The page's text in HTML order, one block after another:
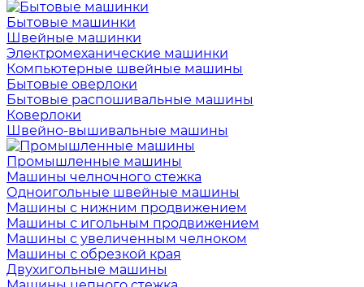
Бытовые машинки
Швейные машинки
Электромеханические машинки
Компьютерные швейные машины
Бытовые оверлоки
Бытовые распошивальные машины
Коверлоки
Швейно-вышивальные машины
Промышленные машины
Машины челночного стежка
Одноигольные швейные машины
Машины с нижним продвижением
Машины с игольным продвижением
Машины с увеличенным челноком
Машины с обрезкой края
Двухигольные машины